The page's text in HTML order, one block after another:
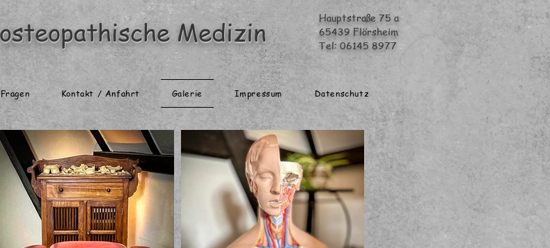
Medizin
Hauptstraße 75 a
65439 Flörsheim
Tel: 06145 8977
Kontakt / Anfahrt Galerie Impressum Datenschutz